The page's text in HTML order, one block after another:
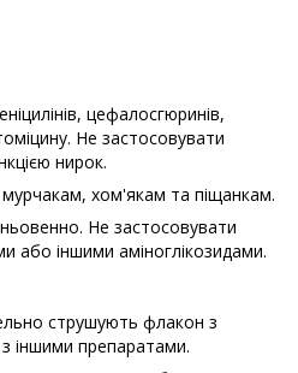
цефалосгюринів,
Нe застосовувати
нирок.
хом'якам та піщанкам.
Не застосовувати
або іншими аміноглікозидами.
струшують флакон з
іншими препаратами.